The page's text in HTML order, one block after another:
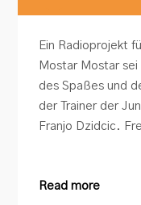
Ein Radioprojekt
Mostar Mostar
des Spaßes und
der Trainer der
Franjo Dzidcic.
Read more